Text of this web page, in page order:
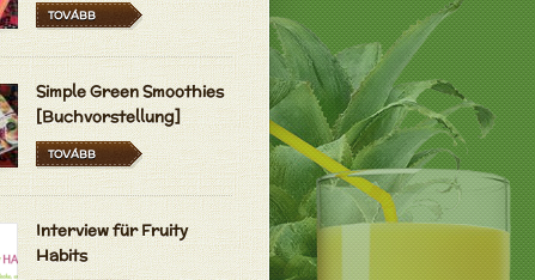
TOVÁBB
Simple Green Smoothies
[Buchvorstellung]
TOVÁBB
Interview für Fruity
Habits